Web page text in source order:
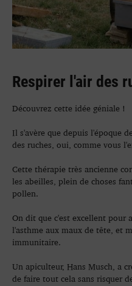
Respirer l'air des
Découvrez cette idée géniale !
Il s'avère que depuis l'époque
des ruches, oui, comme vous
Cette thérapie très ancienne
les abeilles, plein de choses
pollen.
On dit que c'est excellent pour
l'asthme aux maux de tête, et
immunitaire.
Un apiculteur, Hans Musch, a
de faire tout cela sans risquer